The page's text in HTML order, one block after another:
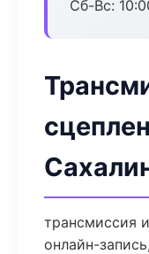
Сб-Вс:
трансмиссия
онлайн-